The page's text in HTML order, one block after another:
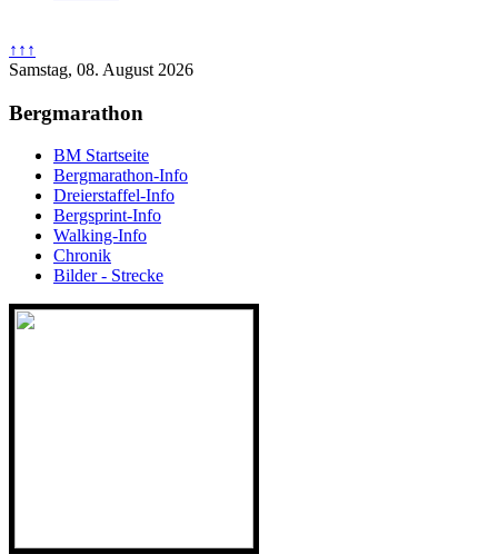
↑↑↑
Samstag, 08. August 2026
Bergmarathon
BM Startseite
Bergmarathon-Info
Dreierstaffel-Info
Bergsprint-Info
Walking-Info
Chronik
Bilder - Strecke